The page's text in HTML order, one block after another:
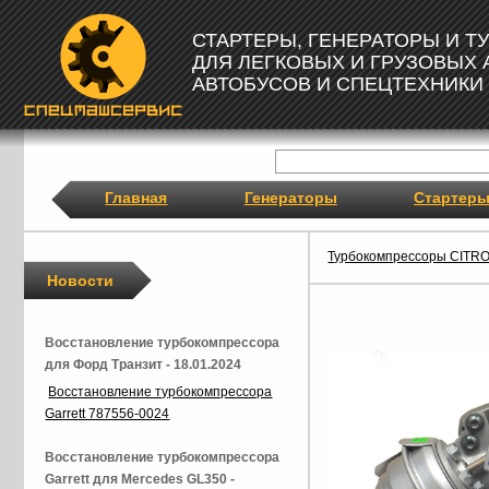
СТАРТЕРЫ, ГЕНЕРАТОРЫ И
ДЛЯ ЛЕГКОВЫХ И ГРУЗОВЫХ
АВТОБУСОВ И СПЕЦТЕХНИКИ
Главная Генераторы Стартеры
Турбокомпрессоры
Новости
Восстановление турбокомпрессора
для Форд Транзит - 18.01.2024
Восстановление турбокомпрессора
Garrett 787556-0024
Восстановление турбокомпрессора
Garrett для Mercedes GL350 -